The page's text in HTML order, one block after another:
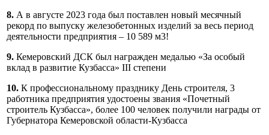
8. А в августе 2023 года был поставлен новый месячный
рекорд по выпуску железобетонных изделий за весь период
деятельности предприятия – 10 589 м3!
9. Кемеровский ДСК был награжден медалью «За особый
вклад в развитие Кузбасса» III степени
10. К профессиональному празднику День строителя, 3
работника предприятия удостоены звания «Почетный
строитель Кузбасса», более 100 человек получили награды от
Губернатора Кемеровской области-Кузбасса